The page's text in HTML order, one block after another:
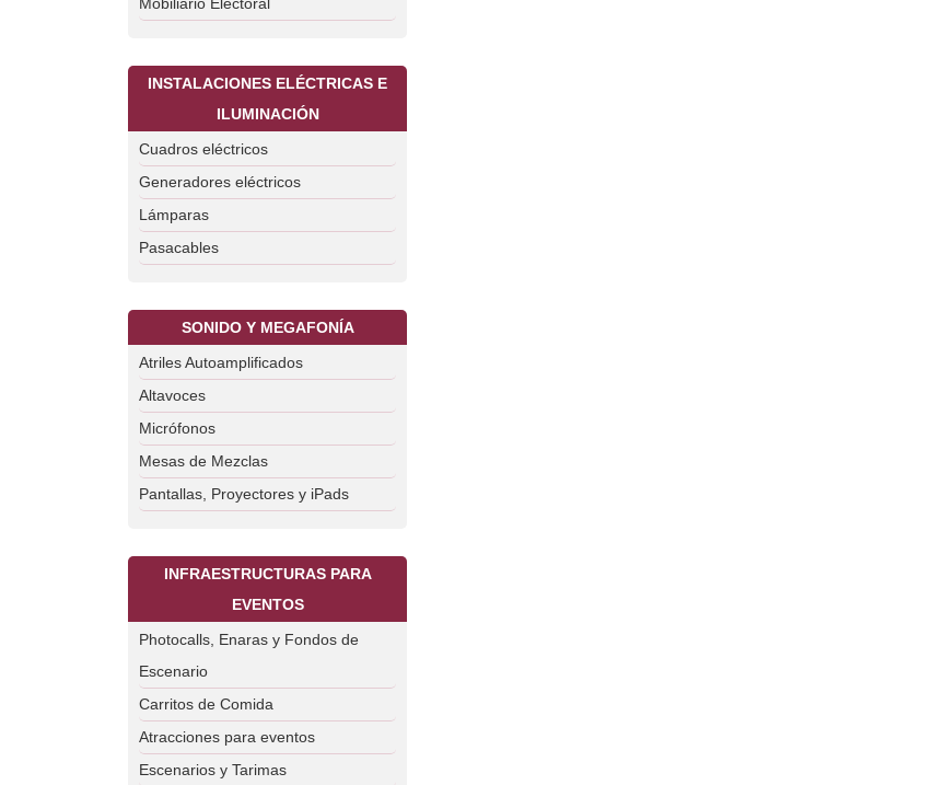
INSTALACIONES ELÉCTRICAS E
ILUMINACIÓN
Cuadros eléctricos
Generadores eléctricos
Lámparas
Pasacables
SONIDO Y MEGAFONÍA
Atriles Autoamplificados
Altavoces
Micrófonos
Mesas de Mezclas
Pantallas, Proyectores y iPads
INFRAESTRUCTURAS PARA
EVENTOS
Photocalls, Enaras y Fondos de
Escenario
Carritos de Comida
Atracciones para eventos
Escenarios y Tarimas